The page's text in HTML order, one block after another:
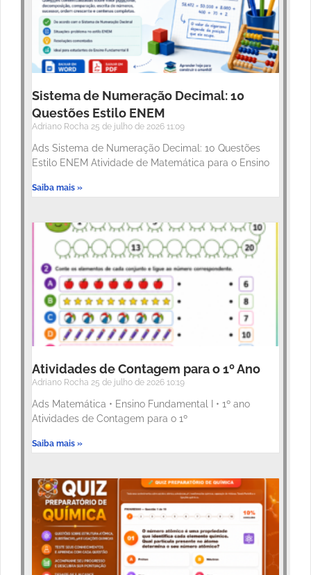
Sistema de Numeração Decimal: 10
Questões Estilo ENEM
Adriano Rocha 25 de julho de 2026 11:09
Ads Sistema de Numeração Decimal: 10 Questões
Estilo ENEM Atividade de Matemática para o Ensino
Saiba mais »
Atividades de Contagem para o 1º Ano
Adriano Rocha 25 de julho de 2026 10:19
Ads Matemática • Ensino Fundamental I • 1º ano
Atividades de Contagem para o 1º
Saiba mais »